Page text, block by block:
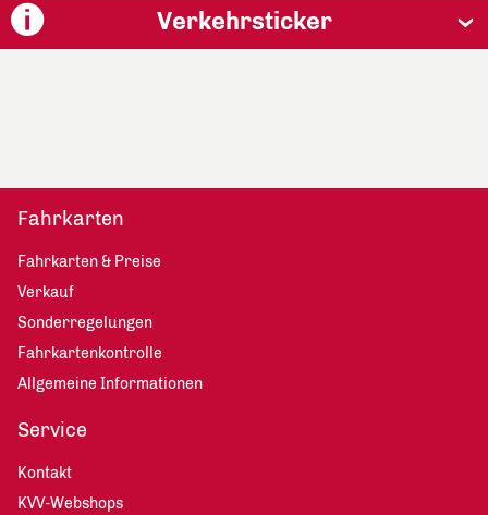
Verkehrsticker
Fahrkarten
Fahrkarten & Preise
Verkauf
Sonderregelungen
Fahrkartenkontrolle
Allgemeine Informationen
Service
Kontakt
KVV-Webshops